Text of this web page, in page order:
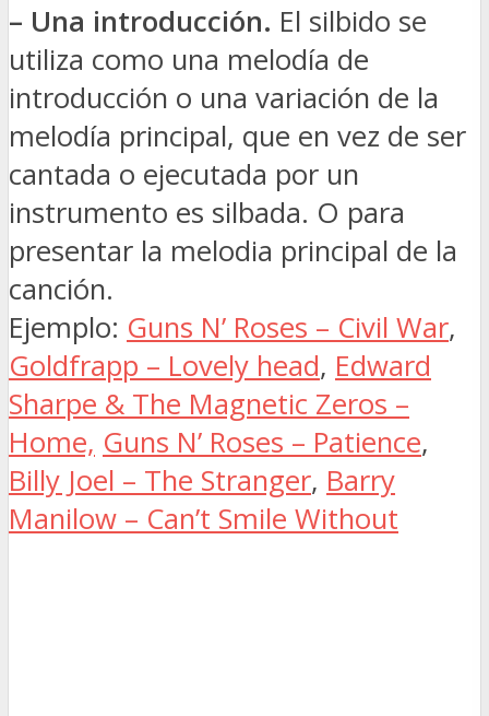
– Una introducción. El silbido se
utiliza como una melodía de
introducción o una variación de la
melodía principal, que en vez de ser
cantada o ejecutada por un
instrumento es silbada. O para
presentar la melodia principal de la
canción.
Ejemplo: Guns N’ Roses – Civil War,
Goldfrapp – Lovely head, Edward
Sharpe & The Magnetic Zeros –
Home, Guns N’ Roses – Patience,
Billy Joel – The Stranger, Barry
Manilow – Can’t Smile Without